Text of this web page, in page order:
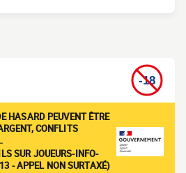
HASARD PEUVENT ÊTRE
CONFLITS
SUR JOUEURS-INFO-
- APPEL NON SURTAXÉ)